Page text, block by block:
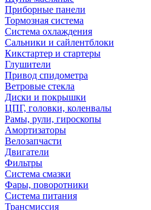
Приборные панели
Тормозная система
Система охлаждения
Сальники и сайлентблоки
Кикстартер и стартеры
Глушители
Привод спидометра
Ветровые стекла
Диски и покрышки
ЦПГ, головки, коленвалы
Рамы, рули, гироскопы
Амортизаторы
Велозапчасти
Двигатели
Фильтры
Система смазки
Фары, поворотники
Система питания
Трансмиссия